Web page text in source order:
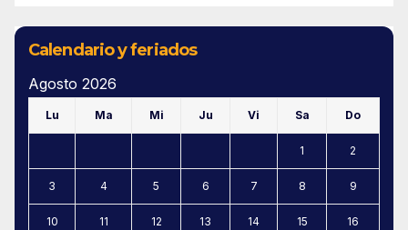
Calendario y feriados
Agosto 2026
Lu Ma Mi Ju Vi Sa Do
1 2
3 4 5 6 7 8 9
10 11 12 13 14 15 16